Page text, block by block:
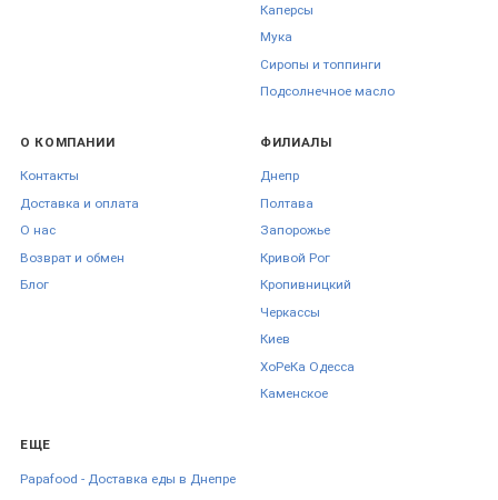
Каперсы
Мука
Сиропы и топпинги
Подсолнечное масло
О КОМПАНИИ
Контакты
Доставка и оплата
О нас
Возврат и обмен
Блог
ФИЛИАЛЫ
Днепр
Полтава
Запорожье
Кривой Рог
Кропивницкий
Черкаcсы
Киев
ХоРеКа Одесса
Каменское
ЕЩЕ
Papafood - Доставка еды в Днепре